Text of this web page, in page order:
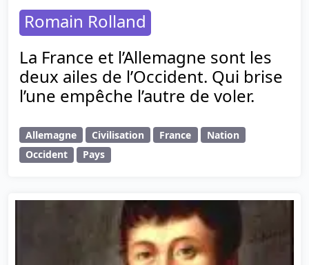
Romain Rolland
La France et l’Allemagne sont les
deux ailes de l’Occident. Qui brise
l’une empêche l’autre de voler.
Allemagne Civilisation France
Nation
Occident
Pays